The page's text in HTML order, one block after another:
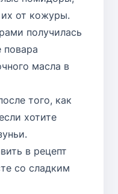
их от кожуры.
получилась
повара
масла в
того, как
хотите
в рецепт
со сладким